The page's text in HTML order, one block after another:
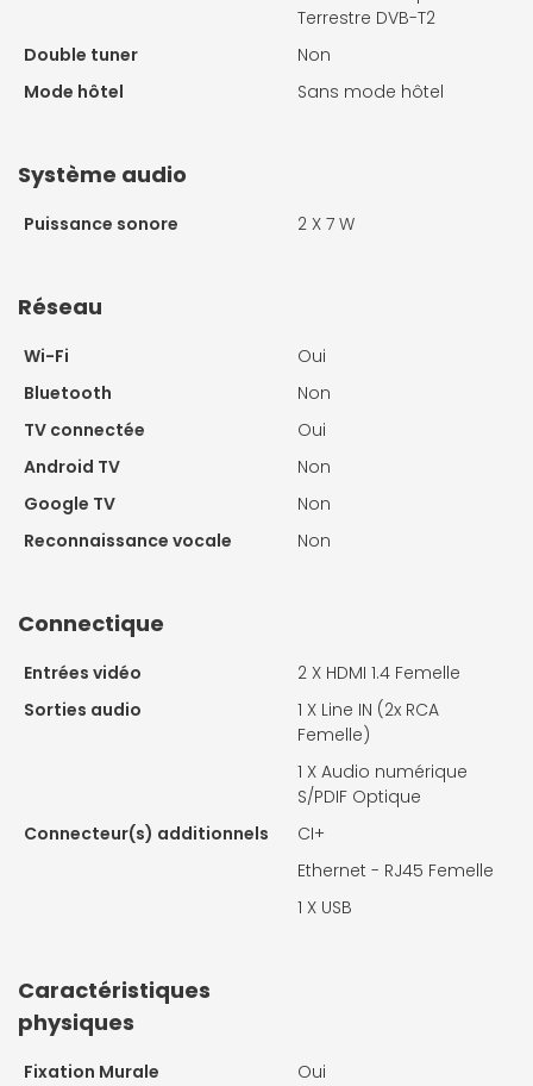
Terrestre DVB-T2
Double tuner
Non
Mode hôtel
Sans mode hôtel
Système audio
Puissance sonore 2 X 7 W
Réseau
Wi-Fi
Oui
Bluetooth
Non
TV connectée
Oui
Android TV
Non
Google TV
Non
Reconnaissance vocale
Non
Connectique
Entrées vidéo 2 X HDMI 1.4 Femelle
Sorties audio
1 X Line IN (2x RCA
Femelle)
1 X Audio numérique
S/PDIF Optique
Connecteur(s) additionnels
CI+
Ethernet - RJ45 Femelle
1 X USB
Caractéristiques
physiques
Fixation Murale
Oui